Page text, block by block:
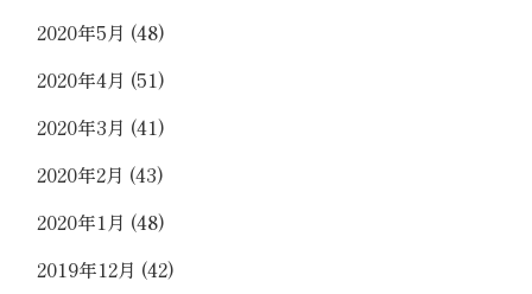
2020年5月 (48)
2020年4月 (51)
2020年3月 (41)
2020年2月 (43)
2020年1月 (48)
2019年12月 (42)